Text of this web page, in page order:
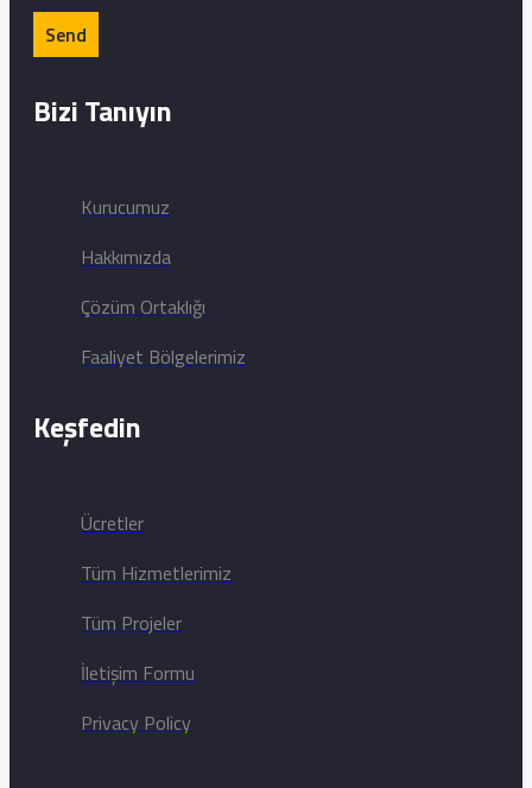
Bizi Tanıyın
Kurucumuz
Hakkımızda
Çözüm Ortaklığı
Faaliyet Bölgelerimiz
Keşfedin
Ücretler
Tüm Hizmetlerimiz
Tüm Projeler
İletişim Formu
Privacy Policy